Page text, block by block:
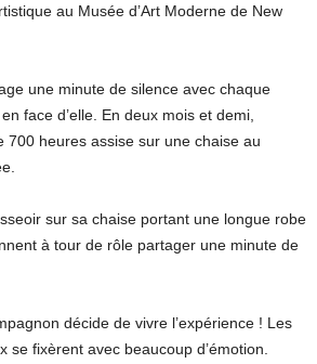
au Musée d’Art Moderne de New
une minute de silence avec chaque
face d’elle. En deux mois et demi,
700 heures assise sur une chaise au
sur sa chaise portant une longue robe
à tour de rôle partager une minute de
décide de vivre l’expérience ! Les
se fixèrent avec beaucoup d’émotion.